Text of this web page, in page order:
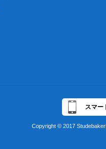
スマー
Copyright © 2017